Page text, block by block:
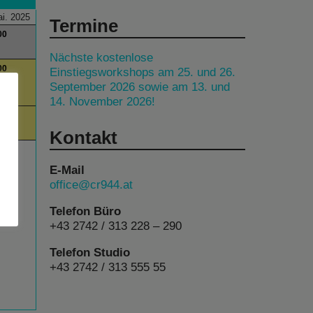
2025 Termine
Nächste kostenlose
Einstiegsworkshops am 25. und 26.
September 2026 sowie am 13. und
14. November 2026!
Kontakt
E-Mail
office@cr944.at
Telefon Büro
+43 2742 / 313 228 – 290
Telefon Studio
+43 2742 / 313 555 55